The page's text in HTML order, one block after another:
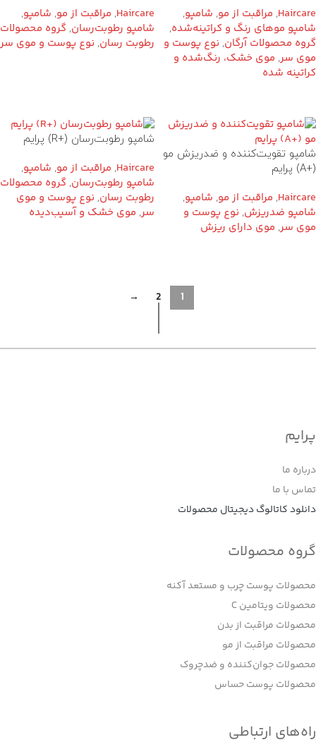
Haircare
, مراقبت از مو, شامپو,
شامپو موهای رنگ‌ و کراتینه‌شده,
گروه محصولات آرگان, نوع پوست و
موی سر, موی خشک، رنگ‌شده و
کراتینه شده
Haircare
, مراقبت از مو, شامپو,
شامپو رطوبت‌رسان, گروه محصولات
رطوبت رسان, نوع پوست و موی سر
شامپو تقویت‌کننده و ضدریزش مو
(+A) پرایم
Haircare
, مراقبت از مو, شامپو,
شامپو ضدریزش, نوع پوست و
موی سر, موی دارای ریزش
شامپو رطوبت‌رسان (+R) پرایم
Haircare
, مراقبت از مو, شامپو,
شامپو رطوبت‌رسان, گروه محصولات
رطوبت رسان, نوع پوست و موی
سر, موی خشک و آسیب‌دیده
1
2
→
پرایم
درباره ما
تماس با ما
دانلود کاتالوگ دیجیتال محصولات
گروه محصولات
محصولات پوست چرب و مستعد آکنه
محصولات ویتامین C
محصولات مراقبت از بدن
محصولات مراقبت از مو
محصولات جوان‌کننده و ضدچروک
محصولات پوست حساس
راه‌های ارتباطی